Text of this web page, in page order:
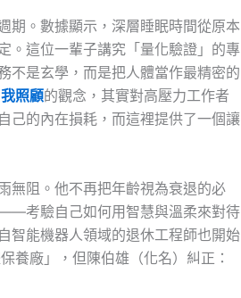
期。數據顯示，深層睡眠時間從原本
。這位一輩子講究「量化驗證」的專
不是玄學，而是把人體當作最精密的
照顧的觀念，其實對高壓力工作者
的內在損耗，而這裡提供了一個讓
無阻。他不再把年齡視為衰退的必
考驗自己如何用智慧與溫柔來對待
智能機器人領域的退休工程師也開始
養廠」，但陳伯雄（化名）糾正：